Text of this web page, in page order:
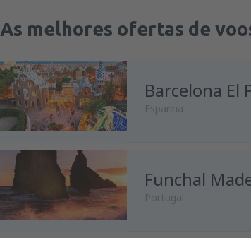
As melhores ofertas de
Barcelona El
Espanha
Funchal
Portugal